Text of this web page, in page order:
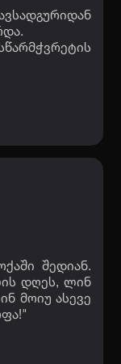
შედიან.
დღეს, ლინ
მოიუ ასევე